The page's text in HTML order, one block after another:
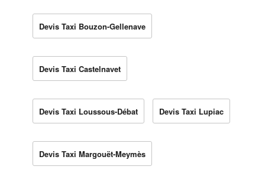
Devis Taxi Bouzon-Gellenave
Devis Taxi Castelnavet
Devis Taxi Loussous-Débat Devis Taxi Lupiac
Devis Taxi Margouët-Meymès